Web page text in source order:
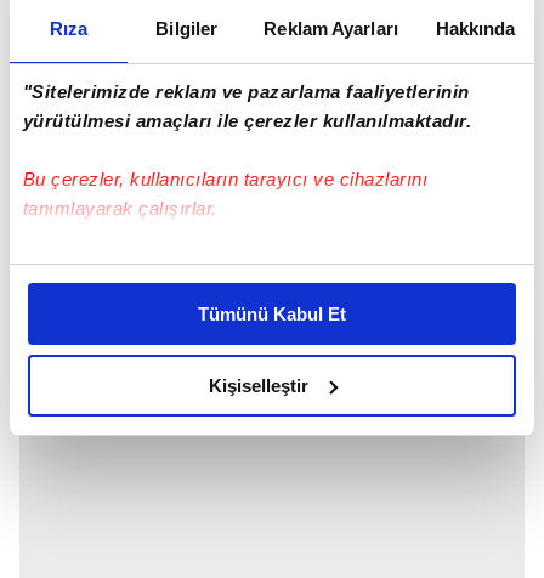
Rıza Bilgiler Reklam Ayarları Hakkında
"Sitelerimizde reklam ve pazarlama faaliyetlerinin
yürütülmesi amaçları ile çerezler kullanılmaktadır.
Bu çerezler, kullanıcıların tarayıcı ve cihazlarını
tanımlayarak çalışırlar.
Bu çerezlere izin vermeniz halinde sizlere özel
daha iyi reklam deneyimi yaşatabiliriz. Bunu yaparken
amacımızın size daha iyi bir reklam deneyimi sunmak
olduğunu ve sizlere en iyi içerikleri sunabilmek adına
elimizden gelen çabayı gösterdiğimizi ve bu noktada,
reklamların maliyetlerimizi karşılamak noktasında tek gelir
Tümünü Kabul Et
Kişiselleştir